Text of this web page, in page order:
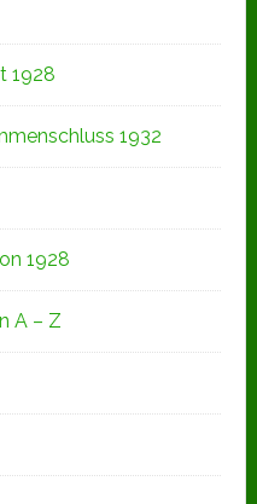
1928
1932
1928
A – Z